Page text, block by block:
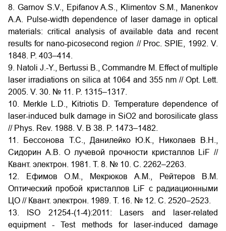
8. Garnov S.V., Epifanov A.S., Klimentov S.M., Manenkov
A.A. Pulse-width dependence of laser damage in optical
materials: critical analysis of available data and recent
results for nano-picosecond region // Proc. SPIE, 1992. V.
1848. P. 403–414.
9. Natoli J.-Y., Bertussi B., Commandre M. Effect of multiple
laser irradiations on silica at 1064 and 355 nm // Opt. Lett.
2005. V. 30. № 11. P. 1315–1317.
10. Merkle L.D., Kitriotis D. Temperature dependence of
laser-induced bulk damage in SiO2 and borosilicate glass
// Phys. Rev. 1988. V. B 38. P. 1473–1482.
11. Бессонова Т.С., Данилейко Ю.К., Николаев В.Н.,
Сидорин А.В. О лучевой прочности кристаллов LiF //
Квант. электрон. 1981. Т. 8. № 10. С. 2262–2263.
12. Ефимов О.М., Мекрюков А.М., Рейтеров В.М.
Оптический пробой кристаллов LiF с радиационными
ЦО // Квант. электрон. 1989. Т. 16. № 12. С. 2520–2523.
13. ISO 21254-(1-4):2011: Lasers and laser-related
equipment - Test methods for laser-induced damage